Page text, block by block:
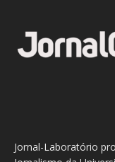
Jornal-Laboratório